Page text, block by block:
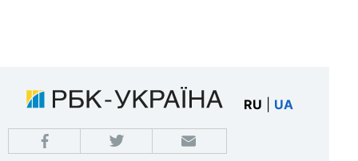
RU UA